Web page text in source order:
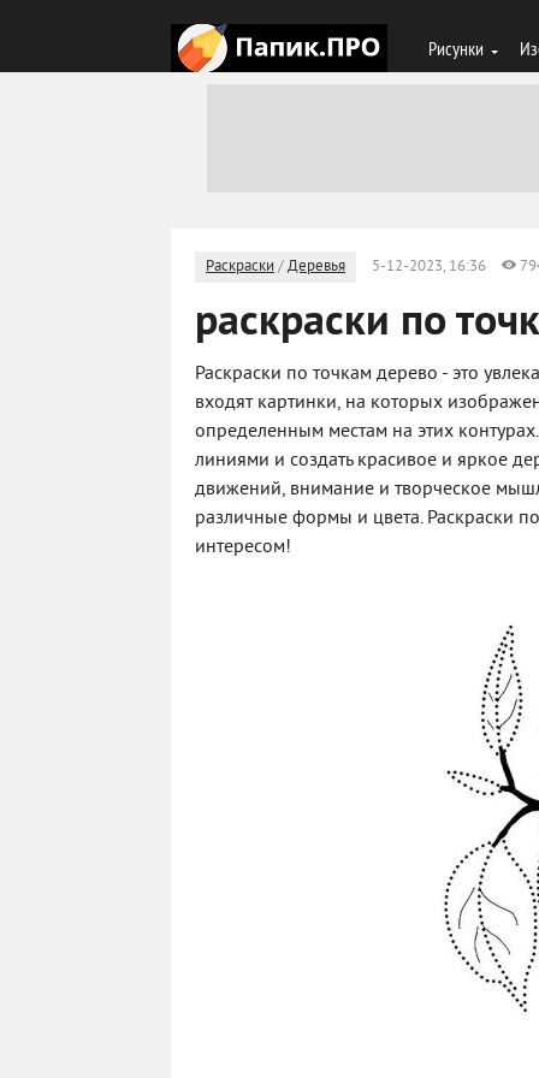
Рисунки
Раскраски /Деревья 5-12-2023, 16:36
раскраски по
Раскраски по точкам дерево - это
входят картинки, на которых
определенным местам на этих
линиями и создать красивое и яркое
движений, внимание и творческое
различные формы и цвета. Раскраски
интересом!